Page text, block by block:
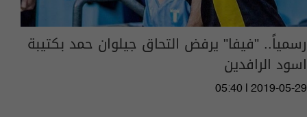
رسمياً.. "فيفا" يرفض التحاق جيلوان حمد بكتيبة
اسود الرافدين
05:40 | 2019-05-29